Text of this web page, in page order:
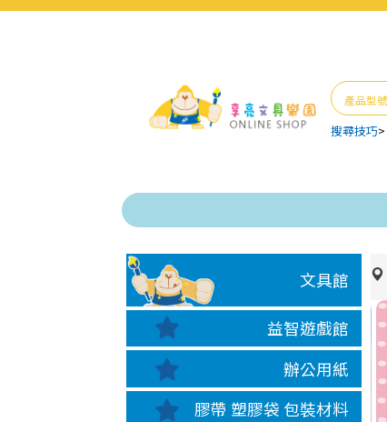
搜尋技巧>
文具館
益智遊戲館
辦公用紙
膠帶 塑膠袋 包裝材料